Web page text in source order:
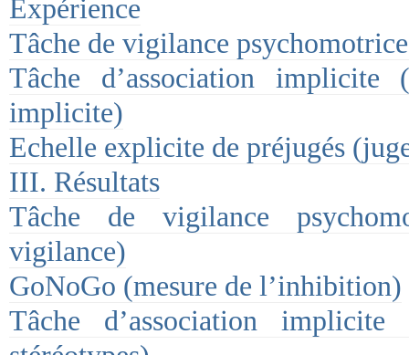
Expérience
Tâche de vigilance
Tâche d’association
implicite)
Echelle explicite de préjugés
III. Résultats
Tâche de vigilance
vigilance)
GoNoGo (mesure de l’inhibition)
Tâche d’association